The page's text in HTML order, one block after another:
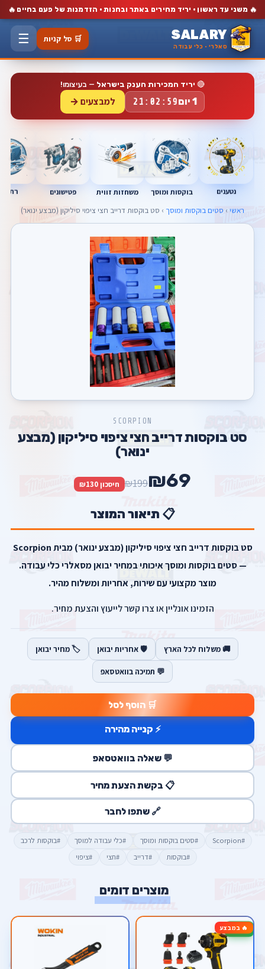
🔥 משני עד ראשון · יריד מחירים באתר ובחנות · הזדמנות של פעם בחיים 🔥
SALARY
סאלרי · כלי עבודה
🛒 סל קניות ☰
🔴 יריד המכירות הענק בישראל — בעיצומו!
1 יום 21:02:58 למבצעים →
נטענים בוקסות ומוסך משחזות זווית פטישונים
ראשי › סטים בוקסות ומוסך › סט בוקסות דרייב חצי ציפוי סיליקון (מבצע ינואר)
SCORPION
סט בוקסות דרייב חצי ציפוי סיליקון (מבצע
ינואר)
₪69
₪199 חיסכון ₪130
📋 תיאור המוצר
סט בוקסות דרייב חצי ציפוי סיליקון (מבצע ינואר) מבית Scorpion
— סטים בוקסות ומוסך איכותי במחיר יבואן מסאלרי כלי עבודה.
מוצר מקצועי עם שירות, אחריות ומשלוח מהיר.
הזמינו אונליין או צרו קשר לייעוץ והצעת מחיר.
🚚 משלוח לכל הארץ 🛡️ אחריות יבואן 🏷️ מחיר יבואן
💬 תמיכה בוואטסאפ
🛒 הוסף לסל
⚡ קנייה מהירה
💬 שאלה בוואטסאפ
📋 בקשת הצעת מחיר
🔗 שתפו לחבר
#Scorpion #סטים בוקסות ומוסך #כלי עבודה למוסך
#בוקסות לרכב
#בוקסות
#דרייב #חצי #ציפוי
מוצרים דומים
🔥 במבצע-13%